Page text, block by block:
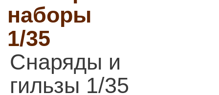
наборы
1/35
Снаряды и
гильзы 1/35